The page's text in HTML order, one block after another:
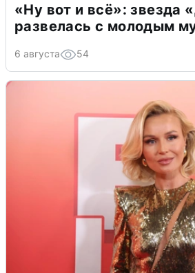
«Ну вот и всё»: звезда
развелась с молодым
6 августа 54